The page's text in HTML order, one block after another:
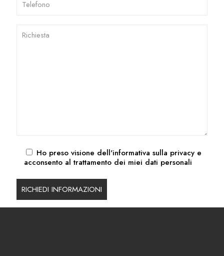
Ho preso visione dell'informativa sulla privacy e
acconsento al trattamento dei miei dati personali